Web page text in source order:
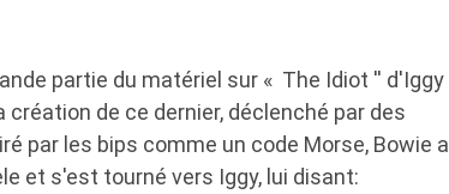
partie du matériel sur « The Idiot '' d'Iggy
de ce dernier, déclenché par des
par les bips comme un code Morse, Bowie a
et s'est tourné vers Iggy, lui disant: